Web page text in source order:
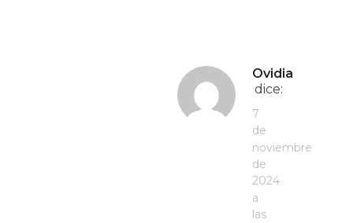
Ovidia
dice:
7
de
noviembre
de
2024
a
las